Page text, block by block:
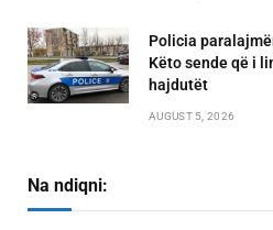
Policia
Këto sende që i
hajdutët
AUGUST 5, 2026
Na ndiqni: